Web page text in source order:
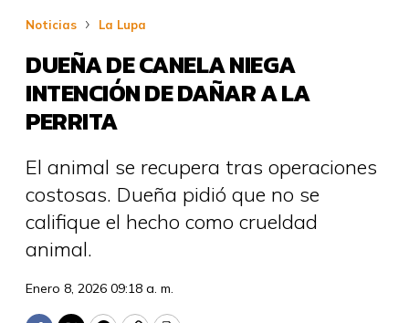
Noticias La Lupa
DUEÑA DE CANELA NIEGA
INTENCIÓN DE DAÑAR A LA
PERRITA
El animal se recupera tras operaciones
costosas. Dueña pidió que no se
califique el hecho como crueldad
animal.
Enero 8, 2026 09:18 a. m.